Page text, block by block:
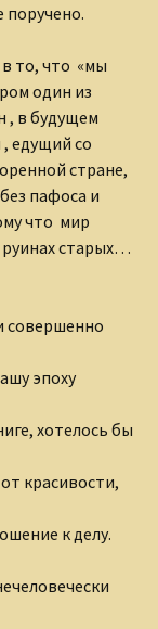
то, что «мы
один из
, в будущем
едущий со
стране,
пафоса и
что мир
руинах старых…
совершенно
эпоху
хотелось бы
красивости,
к делу.